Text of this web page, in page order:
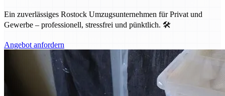
Ein zuverlässiges Rostock Umzugsunternehmen für Privat und
Gewerbe – professionell, stressfrei und pünktlich. 🛠️
Angebot anfordern